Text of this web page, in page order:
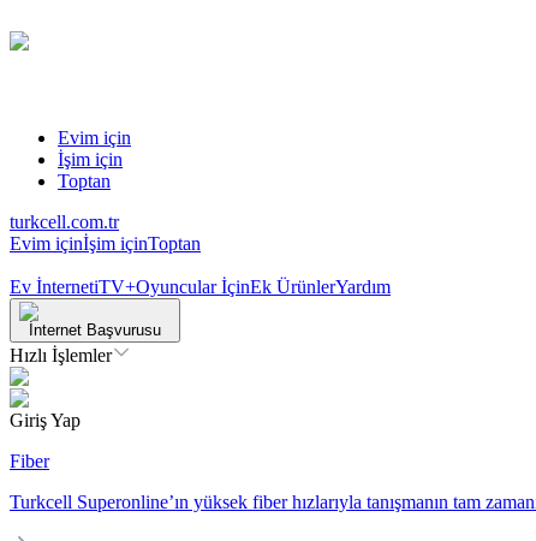
Evim için
İşim için
Toptan
turkcell.com.tr
Evim içinİşim içinToptan
Ev İnternetiTV+Oyuncular İçinEk ÜrünlerYardım
İnternet Başvurusu
Hızlı İşlemler
Giriş Yap
Fiber
Turkcell Superonline’ın yüksek fiber hızlarıyla tanışmanın tam